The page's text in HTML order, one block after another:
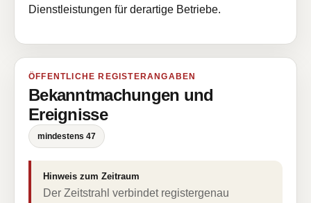
Dienstleistungen für derartige Betriebe.
ÖFFENTLICHE REGISTERANGABEN
Bekanntmachungen und
Ereignisse
mindestens 47
Hinweis zum Zeitraum
Der Zeitstrahl verbindet registergenau